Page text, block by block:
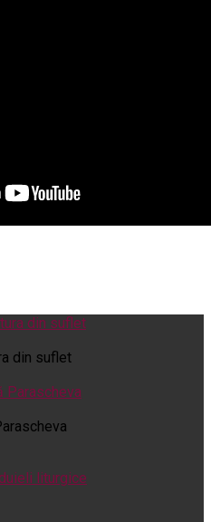
din suflet
liturgice